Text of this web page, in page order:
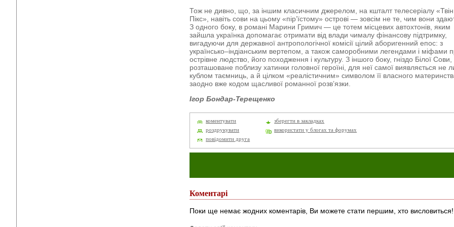
Тож не дивно, що, за іншим класичним джерелом, на кшталт телесеріалу «Твін
Пікс», навіть сови на цьому «пір’їстому» острові — зов­сім не те, чим вони
З одного боку, в романі Марини Гримич — це тотем місцевих автохтонів, яким
зайшла українка допомагає отримати від влади чималу фінансову підтримку,
вигадуючи для дер­жавної антропологічної комісії цілий аборигенний епос: з
українсько–індіанським вертепом, а також саморобними легендами і міфами
острівне людство, його походження і культуру. З іншого боку, гніздо Білої Сови,
розташоване поблизу хатинки головної героїні, для неї самої виявляється не
кублом таємниць, а й цілком «реалістичним» символом її власного
заодно вже кодом щасливої романної розв’язки.
Ігор Бондар-Терещенко
коментувати
зберегти в закладках
роздрукувати
використати у блогах та форумах
повідомити друга
Коментарі
Поки ще немає жодних коментарів, Ви можете стати першим, хто висловиться!